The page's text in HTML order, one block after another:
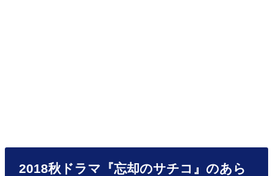
2018秋ドラマ『忘却のサチコ』のあら